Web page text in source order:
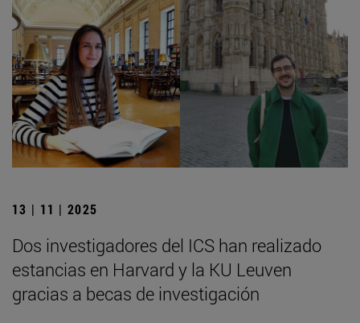
13 | 11 | 2025
Dos investigadores del ICS han realizado
estancias en Harvard y la KU Leuven
gracias a becas de investigación